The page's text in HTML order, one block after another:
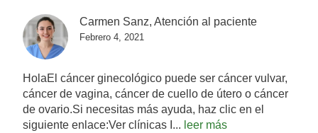
Carmen Sanz, Atención al paciente
Febrero 4, 2021
HolaEl cáncer ginecológico puede ser cáncer vulvar,
cáncer de vagina, cáncer de cuello de útero o cáncer
de ovario.Si necesitas más ayuda, haz clic en el
siguiente enlace:Ver clínicas I... leer más